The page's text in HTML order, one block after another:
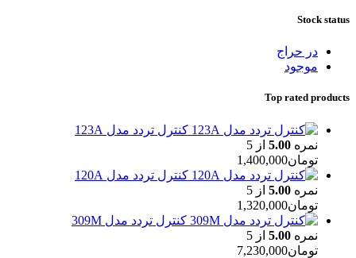
Stock status
در حراج
موجود
Top rated products
کنترل تردد مدل 123A
نمره 5.00 از 5
تومان1,400,000
کنترل تردد مدل 120A
نمره 5.00 از 5
تومان1,320,000
کنترل تردد مدل 309M
نمره 5.00 از 5
تومان7,230,000